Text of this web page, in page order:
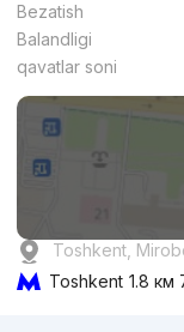
Bezatish
Balandligi
qavatlar soni
Toshkent,
Toshkent 1.8 км